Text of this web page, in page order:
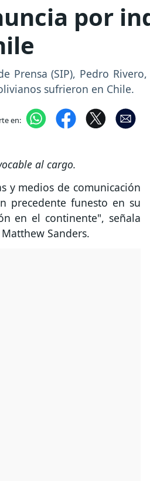
por
Prensa (SIP), Pedro
sufrieron en Chile.
en:
al cargo.
y medios de comunicación
precedente funesto en su
en el continente", señala
Sanders.